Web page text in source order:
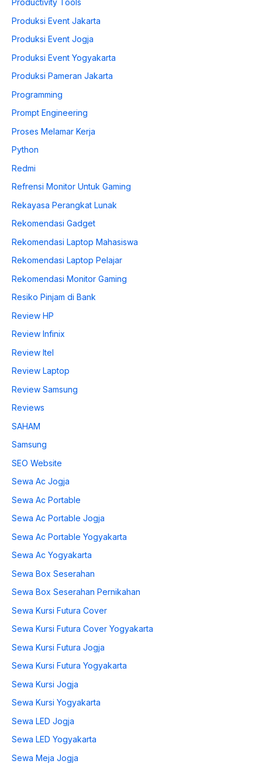
Productivity Tools
Produksi Event Jakarta
Produksi Event Jogja
Produksi Event Yogyakarta
Produksi Pameran Jakarta
Programming
Prompt Engineering
Proses Melamar Kerja
Python
Redmi
Refrensi Monitor Untuk Gaming
Rekayasa Perangkat Lunak
Rekomendasi Gadget
Rekomendasi Laptop Mahasiswa
Rekomendasi Laptop Pelajar
Rekomendasi Monitor Gaming
Resiko Pinjam di Bank
Review HP
Review Infinix
Review Itel
Review Laptop
Review Samsung
Reviews
SAHAM
Samsung
SEO Website
Sewa Ac Jogja
Sewa Ac Portable
Sewa Ac Portable Jogja
Sewa Ac Portable Yogyakarta
Sewa Ac Yogyakarta
Sewa Box Seserahan
Sewa Box Seserahan Pernikahan
Sewa Kursi Futura Cover
Sewa Kursi Futura Cover Yogyakarta
Sewa Kursi Futura Jogja
Sewa Kursi Futura Yogyakarta
Sewa Kursi Jogja
Sewa Kursi Yogyakarta
Sewa LED Jogja
Sewa LED Yogyakarta
Sewa Meja Jogja